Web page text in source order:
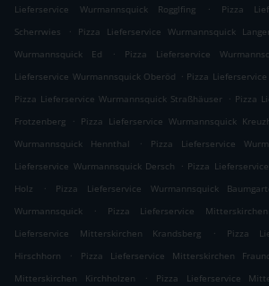
Lieferservice Wurmannsquick Rogglfing
.
Pizza
Scherrwies
. Pizza Lieferservice Wurmannsquick
Wurmannsquick Ed
. Pizza Lieferservice
Lieferservice Wurmannsquick Oberöd . Pizza
Pizza Lieferservice Wurmannsquick Straßhäuser . Pizza
Frotzenberg
. Pizza Lieferservice Wurmannsquick
Wurmannsquick Hennthal
. Pizza Lieferservice
Lieferservice Wurmannsquick Dersch
. Pizza
Holz
. Pizza Lieferservice Wurmannsquick
Wurmannsquick
. Pizza Lieferservice
Lieferservice Mitterskirchen Krandsberg
.
Pizza
Hirschhorn
. Pizza Lieferservice Mitterskirchen
Mitterskirchen Kirchholzen
. Pizza Lieferservice